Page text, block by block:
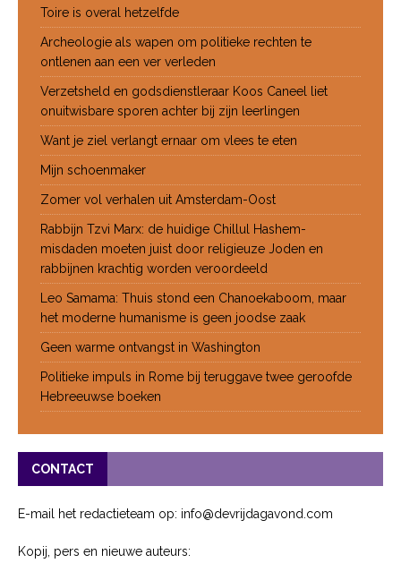
Toire is overal hetzelfde
Archeologie als wapen om politieke rechten te
ontlenen aan een ver verleden
Verzetsheld en godsdienstleraar Koos Caneel liet
onuitwisbare sporen achter bij zijn leerlingen
Want je ziel verlangt ernaar om vlees te eten
Mijn schoenmaker
Zomer vol verhalen uit Amsterdam-Oost
Rabbijn Tzvi Marx: de huidige Chillul Hashem-
misdaden moeten juist door religieuze Joden en
rabbijnen krachtig worden veroordeeld
Leo Samama: Thuis stond een Chanoekaboom, maar
het moderne humanisme is geen joodse zaak
Geen warme ontvangst in Washington
Politieke impuls in Rome bij teruggave twee geroofde
Hebreeuwse boeken
CONTACT
E-mail het redactieteam op: info@devrijdagavond.com
Kopij, pers en nieuwe auteurs: